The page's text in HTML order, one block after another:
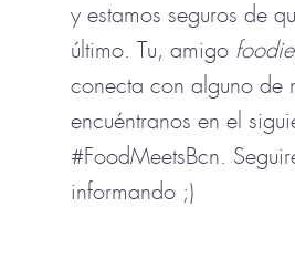
y estamos seguros de
último. Tu, amigo foodie
conecta con alguno de
encuéntranos en el
#FoodMeetsBcn.
informando ;)